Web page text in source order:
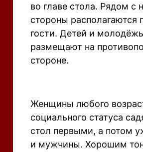
во главе стола. Рядом с
стороны располагаются
гости. Детей и молодёжь
размещают на
стороне.
Женщины любого
социального статуса
стол первыми, а потом
и мужчины. Хорошим